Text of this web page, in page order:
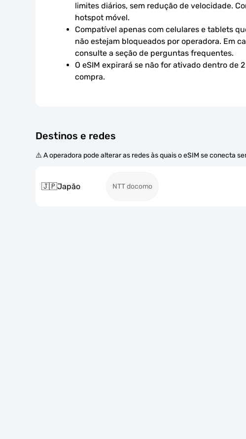
limites diários, sem redução de velocidade.
hotspot móvel.
Compatível apenas com celulares e tablets
não estejam bloqueados por operadora. Em
consulte a seção de perguntas frequentes.
O eSIM expirará se não for ativado dentro de
compra.
Destinos e redes
⚠️ A operadora pode alterar as redes às quais o eSIM se conecta
🇯🇵Japão NTT docomo